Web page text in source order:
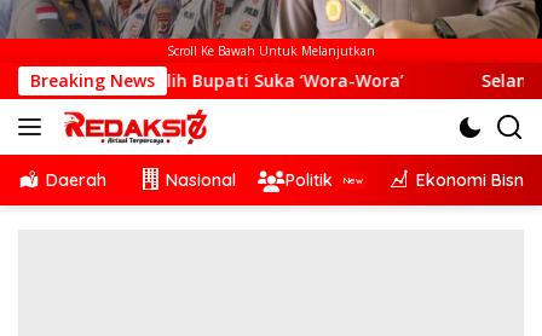
Scroll Ke Bawah Untuk Melanjutkan
Breaking News
Pilih Bupati Suka ‘Wora-Wora’ Selama Dua Bulan
Daerah Nasional Politik Ekonomi Bisnis